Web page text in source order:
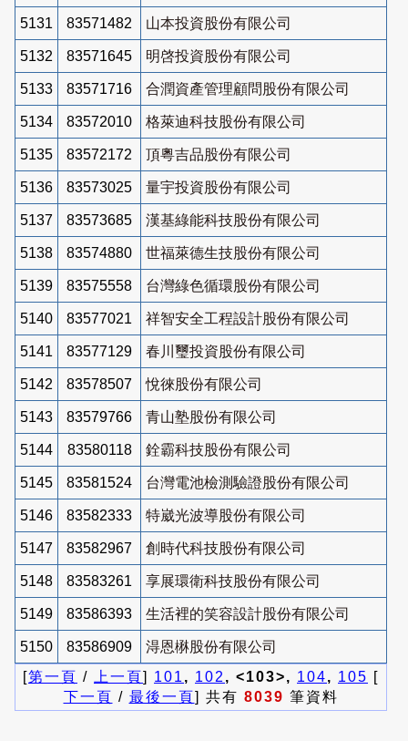
5131 83571482 山本投資股份有限公司
5132 83571645 明啓投資股份有限公司
5133 83571716 合潤資產管理顧問股份有限公司
5134 83572010 格萊迪科技股份有限公司
5135 83572172 頂粵吉品股份有限公司
5136 83573025 量宇投資股份有限公司
5137 83573685 漢基綠能科技股份有限公司
5138 83574880 世福萊德生技股份有限公司
5139 83575558 台灣綠色循環股份有限公司
5140 83577021 祥智安全工程設計股份有限公司
5141 83577129 春川璽投資股份有限公司
5142 83578507 悅徠股份有限公司
5143 83579766 青山塾股份有限公司
5144 83580118 銓霸科技股份有限公司
5145 83581524 台灣電池檢測驗證股份有限公司
5146 83582333 特崴光波導股份有限公司
5147 83582967 創時代科技股份有限公司
5148 83583261 享展環衛科技股份有限公司
5149 83586393 生活裡的笑容設計股份有限公司
5150 83586909
淂恩楙股份有限公司
[第一頁 / 上一頁] 101 , 102 , <103>, 104, 105 [
下一頁 / 最後一頁] 共有 8039 筆資料